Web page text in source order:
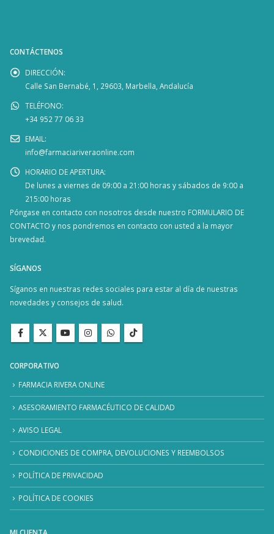
CONTÁCTENOS
DIRECCIÓN:
Calle San Bernabé, 1, 29603, Marbella, Andalucía
TELÉFONO:
+34 952 77 06 33
EMAIL:
info@farmaciariveraonline.com
HORARIO DE APERTURA:
De lunes a viernes de 09:00 a 21:00 horas y sábados de 9:00 a
215:00 horas
Póngase en contacto con nosotros desde nuestro FORMULARIO DE
CONTACTO y nos pondremos en contacto con usted a la mayor
brevedad.
SÍGANOS
Síganos en nuestras redes sociales para estar al día de nuestras
novedades y consejos de salud.
CORPORATIVO
FARMACIA RIVERA ONLINE
ASESORAMIENTO FARMACÉUTICO DE CALIDAD
AVISO LEGAL
CONDICIONES DE COMPRA, DEVOLUCIONES Y REEMBOLSOS
POLÍTICA DE PRIVACIDAD
POLÍTICA DE COOKIES
MI CUENTA